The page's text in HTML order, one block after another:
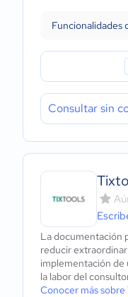
Funcionalidades
Consultar sin
La documentación
reducir
implementación
la labor del
Conocer más